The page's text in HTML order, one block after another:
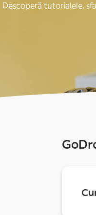
Descoperă tutorialele,